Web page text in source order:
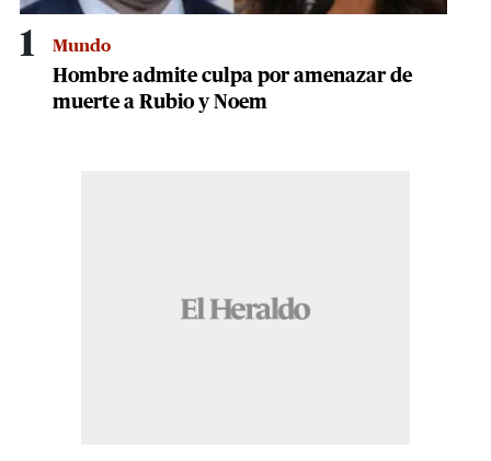
1 Mundo
Hombre admite culpa por amenazar de
muerte a Rubio y Noem